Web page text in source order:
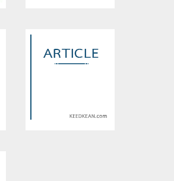
assumed 'article_topic' (this
will throw an Error in a future